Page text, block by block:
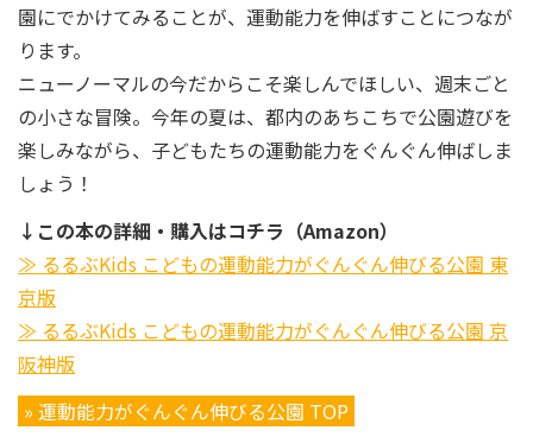
園にでかけてみることが、運動能力を伸ばすことにつなが
ります。
ニューノーマルの今だからこそ楽しんでほしい、週末ごと
の小さな冒険。今年の夏は、都内のあちこちで公園遊びを
楽しみながら、子どもたちの運動能力をぐんぐん伸ばしま
しょう！
↓この本の詳細・購入はコチラ（Amazon）
≫ るるぶKids こどもの運動能力がぐんぐん伸びる公園 東
京版
≫ るるぶKids こどもの運動能力がぐんぐん伸びる公園 京
阪神版
» 運動能力がぐんぐん伸びる公園 TOP